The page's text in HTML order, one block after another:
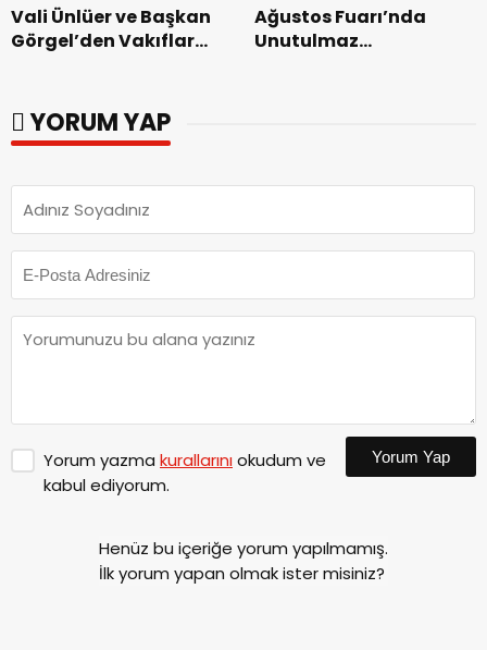
Vali Ünlüer ve Başkan
Görgel’den Vakıflar
Ağustos Fuarı’nda
Unutulmaz
YORUM YAP
Yorum yazma kurallarınıokudum ve
kabul ediyorum.
Yorum Yap
Henüz bu içeriğe yorum yapılmamış.
İlk yorum yapan olmak ister misiniz?